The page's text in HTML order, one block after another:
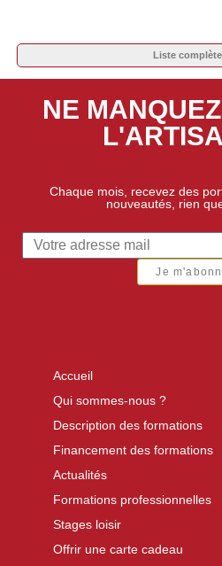
Liste complète
NE
Chaque mois, recevez des
nouveautés, rien
Je
Accueil
Qui sommes-nous ?
Description des formations
Financement des formations
Actualités
Formations professionnelles
Stages loisir
Offrir une carte cadeau